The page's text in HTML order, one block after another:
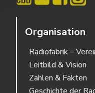
Organisation
Radiofabrik –
Leitbild & Vision
Zahlen & Fakten